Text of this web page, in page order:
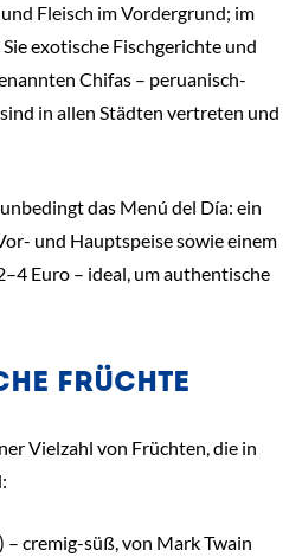
Fleisch im Vordergrund; im
exotische Fischgerichte und
Chifas – peruanisch-
in allen Städten vertreten und
das Menú del Día: ein
und Hauptspeise sowie einem
Euro – ideal, um authentische
FRÜCHTE
Vielzahl von Früchten, die in
cremig-süß, von Mark Twain